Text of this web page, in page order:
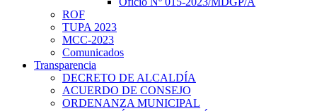
ROF
TUPA 2023
MCC-2023
Comunicados
Transparencia
DECRETO DE ALCALDÍA
ACUERDO DE CONSEJO
ORDENANZA MUNICIPAL